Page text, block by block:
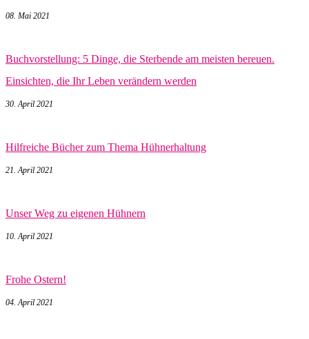
08. Mai 2021
Buchvorstellung: 5 Dinge, die Sterbende am meisten bereuen.
Einsichten, die Ihr Leben verändern werden
30. April 2021
Hilfreiche Bücher zum Thema Hühnerhaltung
21. April 2021
Unser Weg zu eigenen Hühnern
10. April 2021
Frohe Ostern!
04. April 2021